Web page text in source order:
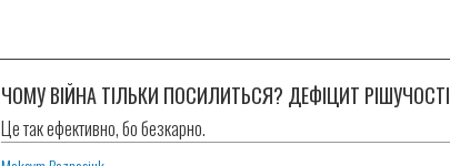
ЧОМУ ВІЙНА ТІЛЬКИ ПОСИЛИТЬСЯ? ДЕФІЦИТ РІШУЧОСТІ
Це так ефективно, бо безкарно.